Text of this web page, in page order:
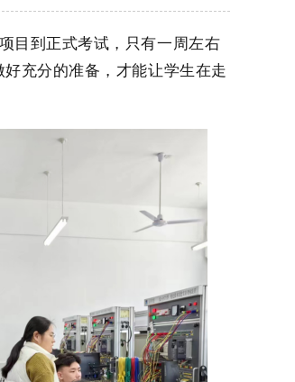
目到正式考试，只有一周左右
充分的准备，才能让学生在走